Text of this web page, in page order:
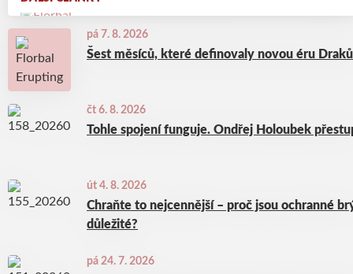
pá 7. 8. 2026
Šest měsíců, které definovaly novou éru Draků
čt 6. 8. 2026
Tohle spojení funguje. Ondřej Holoubek
út 4. 8. 2026
Chraňte to nejcennější – proč jsou ochranné
důležité?
pá 24. 7. 2026